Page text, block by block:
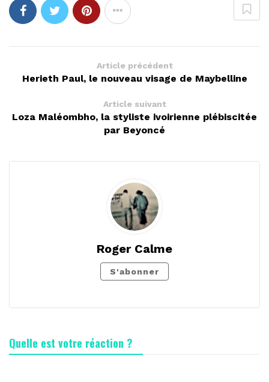
Article précédent
Herieth Paul, le nouveau visage de Maybelline
Article suivant
Loza Maléombho, la styliste ivoirienne plébiscitée
par Beyoncé
Roger Calme
S'abonner
Quelle est votre réaction ?